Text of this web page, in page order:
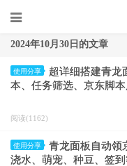
2024年10月30日的文章
使用分享
超详细搭建青
本、任务筛选、京东脚
阅读(1162)
使用分享
青龙面板自动领
浇水、萌宠、种豆、签